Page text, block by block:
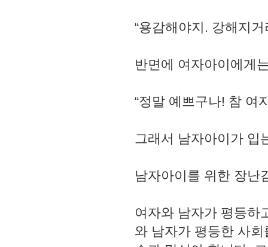
“용감해야지. 강해지
반면에 여자아이에게
“정말 예쁘구나! 참 여
그래서 남자아이가 입
남자아이를 위한 장난
여자와 남자가 평등하
와 남자가 평등한 사